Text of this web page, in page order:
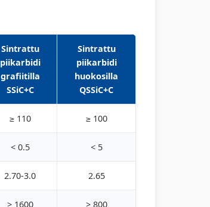
Sintrattu
piikarbidi
grafiitilla
SSiC+C
Sintrattu
piikarbidi
huokosilla
QSSiC+C
≥ 110 ≥ 100
< 0.5 < 5
2.70-3.0 2.65
> 1600 > 800